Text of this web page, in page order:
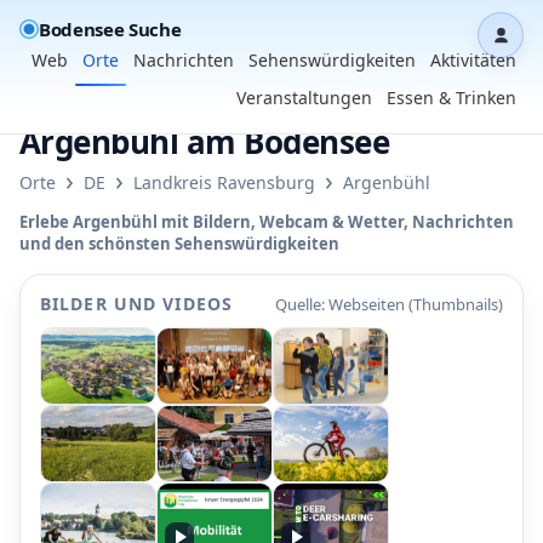
Bodensee Suche
Web Orte Nachrichten Sehenswürdigkeiten
Aktivitäten
Veranstaltungen
Essen & Trinken
Argenbühl am Bodensee
Orte › DE › Landkreis Ravensburg › Argenbühl
Erlebe Argenbühl mit Bildern, Webcam & Wetter, Nachrichten
und den schönsten Sehenswürdigkeiten
BILDER UND VIDEOS Quelle: Webseiten (Thumbnails)